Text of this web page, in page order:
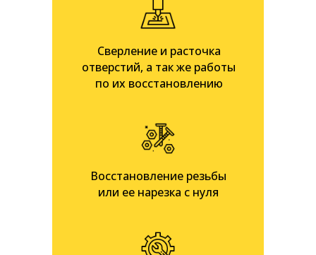
Восстановление резьбы
или ее нарезка с нуля
Сверление и расточка
отверстий, а так же работы
по их восстановлению